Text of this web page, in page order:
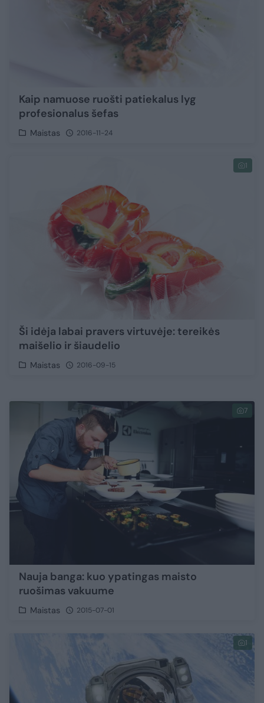
Kaip namuose ruošti patiekalus lyg
profesionalus šefas
Maistas 2016-11-24
1
Ši idėja labai pravers virtuvėje: tereikės
maišelio ir šiaudelio
Maistas 2016-09-15
7
Nauja banga: kuo ypatingas maisto
ruošimas vakuume
Maistas 2015-07-01
1